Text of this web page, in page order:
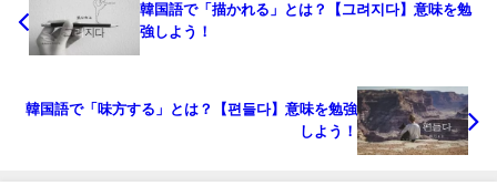
韓国語で「描かれる」とは？【그려지다】意味を勉
強しよう！
韓国語で「味方する」とは？【편들다】意味を勉強
しよう！